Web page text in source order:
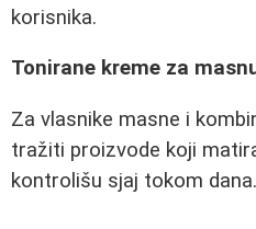
korisnika.
Tonirane kreme za
Za vlasnike masne i
tražiti proizvode koji
kontrolišu sjaj tokom dana.